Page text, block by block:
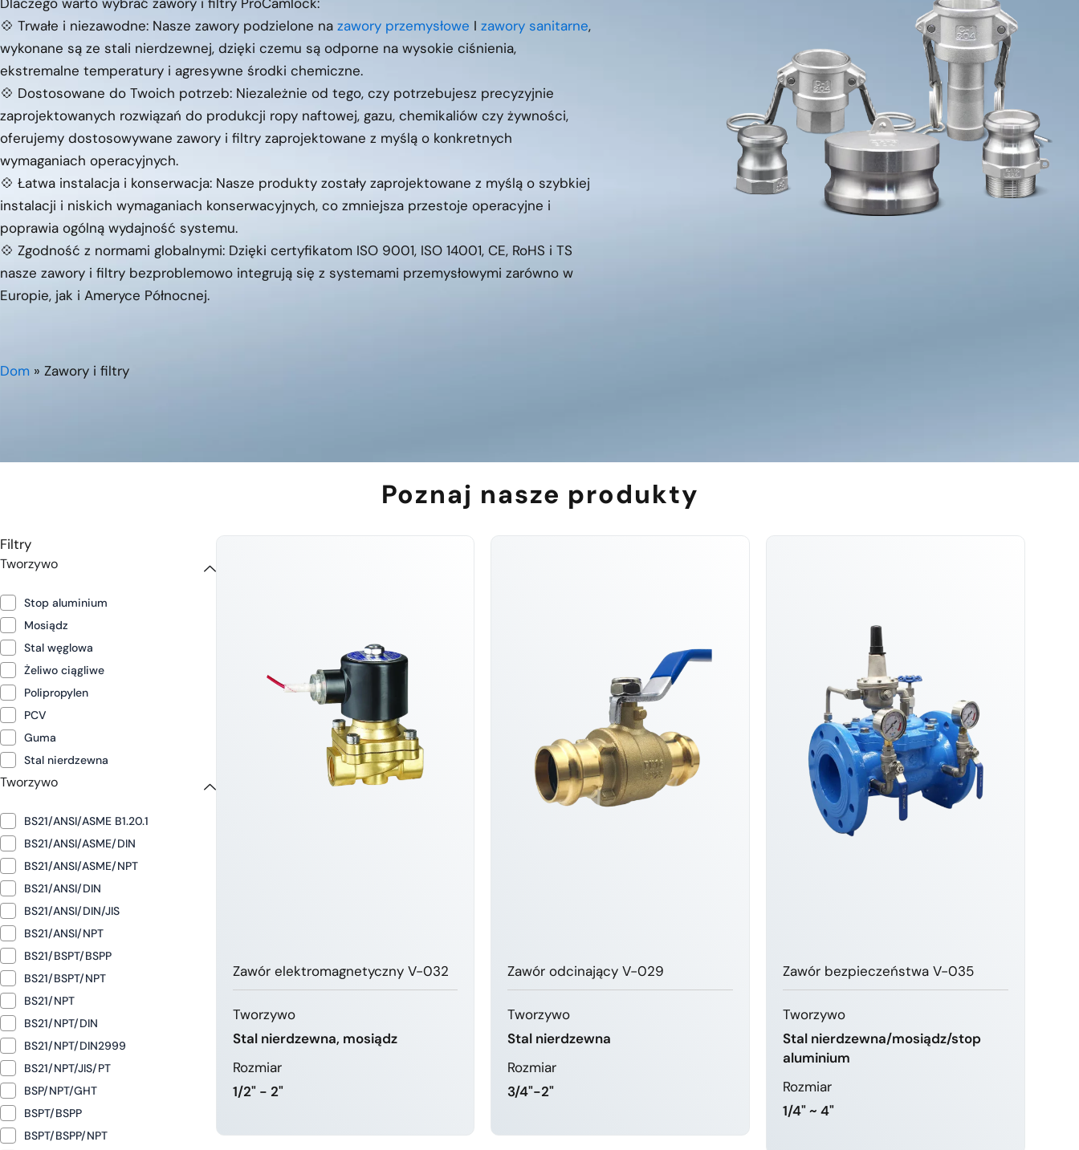
💠 Trwałe i niezawodne: Nasze zawory podzielone na zawory przemysłowe I zawory sanitarne,
wykonane są ze stali nierdzewnej, dzięki czemu są odporne na wysokie ciśnienia,
ekstremalne temperatury i agresywne środki chemiczne.
💠 Dostosowane do Twoich potrzeb: Niezależnie od tego, czy potrzebujesz precyzyjnie
zaprojektowanych rozwiązań do produkcji ropy naftowej, gazu, chemikaliów czy żywności,
oferujemy dostosowywane zawory i filtry zaprojektowane z myślą o konkretnych
wymaganiach operacyjnych.
💠 Łatwa instalacja i konserwacja: Nasze produkty zostały zaprojektowane z myślą o szybkiej
instalacji i niskich wymaganiach konserwacyjnych, co zmniejsza przestoje operacyjne i
poprawia ogólną wydajność systemu.
💠 Zgodność z normami globalnymi: Dzięki certyfikatom ISO 9001, ISO 14001, CE, RoHS i TS
nasze zawory i filtry bezproblemowo integrują się z systemami przemysłowymi zarówno w
Europie, jak i Ameryce Północnej.
Dom » Zawory i filtry
Poznaj nasze produkty
Filtry
Tworzywo
Stop aluminium
Mosiądz
Stal węglowa
Żeliwo ciągliwe
Polipropylen
PCV
Guma
Stal nierdzewna
Tworzywo
BS21/ANSI/ASME B1.20.1
BS21/ANSI/ASME/DIN
BS21/ANSI/ASME/NPT
BS21/ANSI/DIN
BS21/ANSI/DIN/JIS
BS21/ANSI/NPT
BS21/BSPT/BSPP
BS21/BSPT/NPT
BS21/NPT
BS21/NPT/DIN
BS21/NPT/DIN2999
BS21/NPT/JIS/PT
BSP/NPT/GHT
BSPT/BSPP
BSPT/BSPP/NPT
Zawór elektromagnetyczny V-032
Tworzywo
Stal nierdzewna, mosiądz
Rozmiar
1/2" - 2"
Zawór odcinający V-029
Tworzywo
Stal nierdzewna
Rozmiar
3/4"-2"
Zawór bezpieczeństwa V-035
Tworzywo
Stal nierdzewna/mosiądz/stop
aluminium
Rozmiar
1/4" ~ 4"